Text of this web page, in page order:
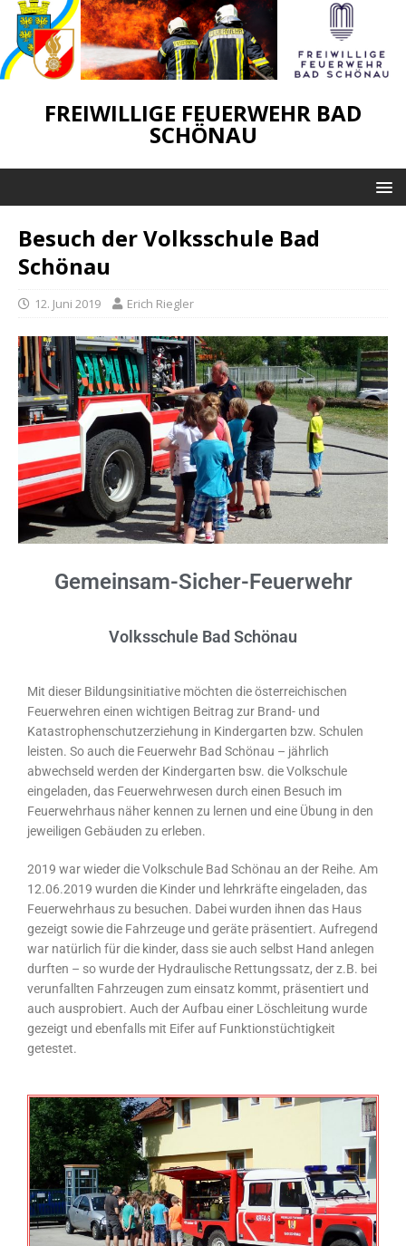
FREIWILLIGE FEUERWEHR BAD
SCHÖNAU
Besuch der Volksschule Bad
Schönau
12. Juni 2019 Erich Riegler
Gemeinsam-Sicher-Feuerwehr
Volksschule Bad Schönau
Mit dieser Bildungsinitiative möchten die österreichischen
Feuerwehren einen wichtigen Beitrag zur Brand- und
Katastrophenschutzerziehung in Kindergarten bzw. Schulen
leisten. So auch die Feuerwehr Bad Schönau – jährlich
abwechseld werden der Kindergarten bsw. die Volkschule
eingeladen, das Feuerwehrwesen durch einen Besuch im
Feuerwehrhaus näher kennen zu lernen und eine Übung in den
jeweiligen Gebäuden zu erleben.
2019 war wieder die Volkschule Bad Schönau an der Reihe. Am
12.06.2019 wurden die Kinder und lehrkräfte eingeladen, das
Feuerwehrhaus zu besuchen. Dabei wurden ihnen das Haus
gezeigt sowie die Fahrzeuge und geräte präsentiert. Aufregend
war natürlich für die kinder, dass sie auch selbst Hand anlegen
durften – so wurde der Hydraulische Rettungssatz, der z.B. bei
verunfallten Fahrzeugen zum einsatz kommt, präsentiert und
auch ausprobiert. Auch der Aufbau einer Löschleitung wurde
gezeigt und ebenfalls mit Eifer auf Funktionstüchtigkeit
getestet.